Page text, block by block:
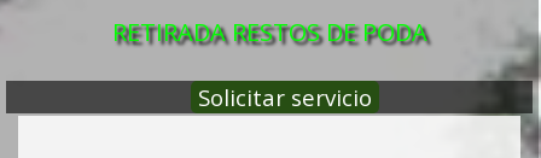
RETIRADA RESTOS DE PODA
Solicitar servicio